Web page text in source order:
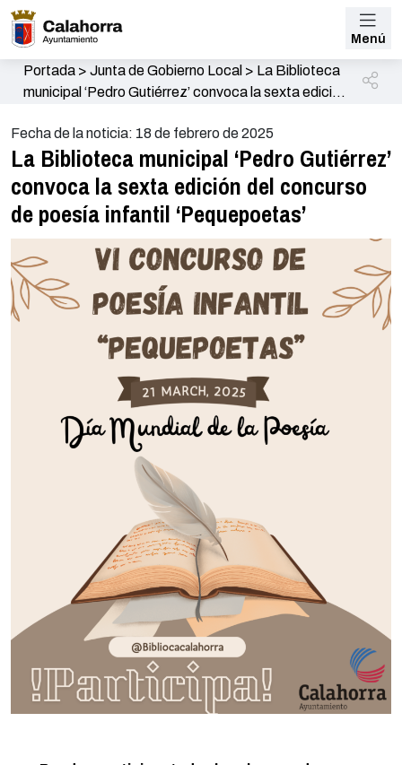
Menú
Portada> Junta de Gobierno Local > La Biblioteca
municipal ‘Pedro Gutiérrez’ convoca la sexta edición
Fecha de la noticia: 18 de febrero de 2025
La Biblioteca municipal ‘Pedro Gutiérrez’
convoca la sexta edición del concurso
de poesía infantil ‘Pequepoetas’